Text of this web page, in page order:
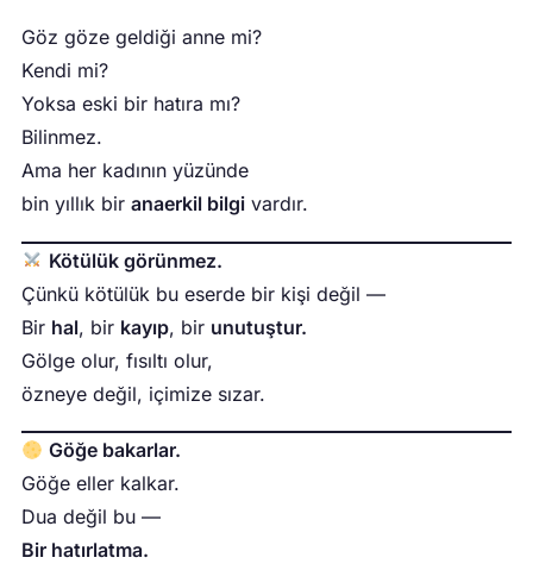
Göz göze geldiği anne mi?
Kendi mi?
Yoksa eski bir hatıra mı?
Bilinmez.
Ama her kadının yüzünde
bin yıllık bir anaerkil bilgi vardır.
Kötülük görünmez.
Çünkü kötülük bu eserde bir kişi değil —
Bir hal, bir kayıp, bir unutuştur.
Gölge olur, fısıltı olur,
özneye değil, içimize sızar.
Göğe bakarlar.
Göğe eller kalkar.
Dua değil bu —
Bir hatırlatma.